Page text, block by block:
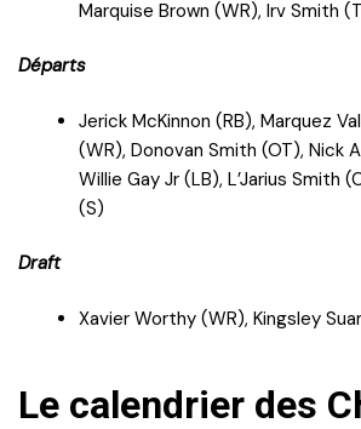
Marquise Brown (WR), Irv Smith
Départs
Jerick McKinnon (RB), Marquez
(WR), Donovan Smith (OT), Nick
Willie Gay Jr (LB), L’Jarius Smith
(S)
Draft
Xavier Worthy (WR), Kingsley
Le calendrier des